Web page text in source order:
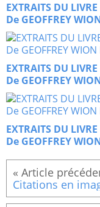
EXTRAITS DU
De GEOFFREY
EXTRAITS DU
De GEOFFREY
EXTRAITS DU
De GEOFFREY
Citations en